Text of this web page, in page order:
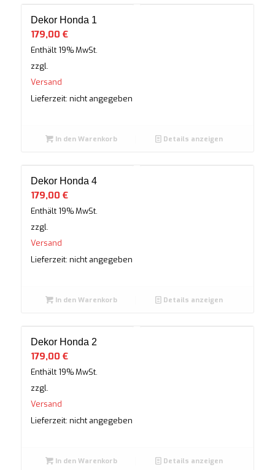
Dekor Honda 1
179,00 €
Enthält 19% MwSt.
zzgl.
Versand
Lieferzeit: nicht angegeben
In den Warenkorb Details anzeigen
Dekor Honda 4
179,00 €
Enthält 19% MwSt.
zzgl.
Versand
Lieferzeit: nicht angegeben
In den Warenkorb Details anzeigen
Dekor Honda 2
179,00 €
Enthält 19% MwSt.
zzgl.
Versand
Lieferzeit: nicht angegeben
In den Warenkorb Details anzeigen